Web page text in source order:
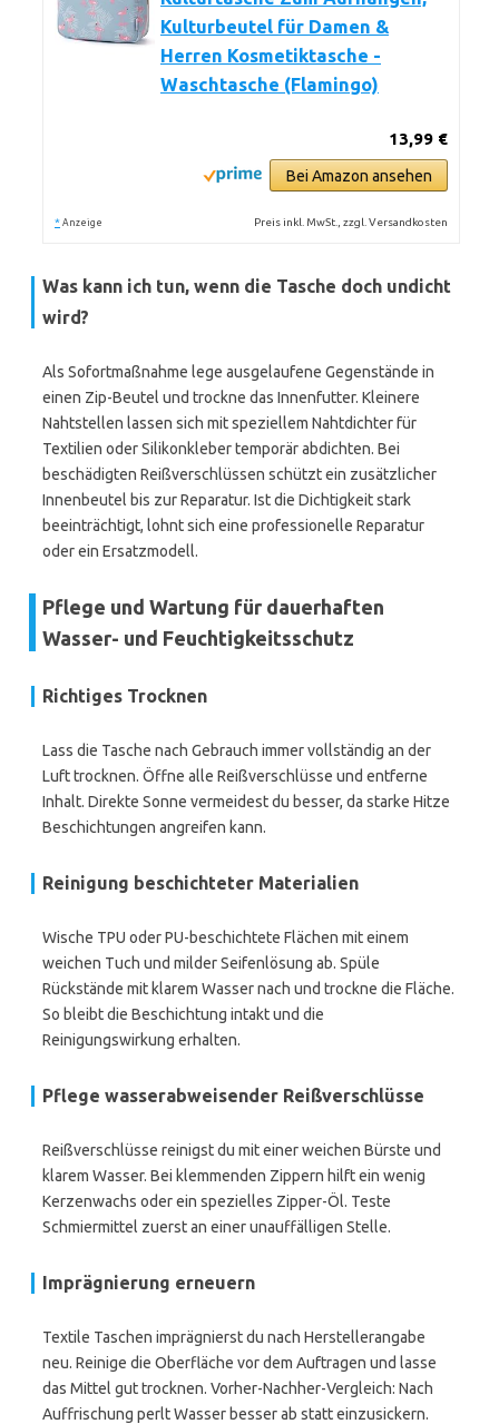
Kulturbeutel für Damen &
Herren Kosmetiktasche -
Waschtasche (Flamingo)
13,99 €
Bei Amazon ansehen
* Anzeige Preis inkl. MwSt., zzgl. Versandkosten
Was kann ich tun, wenn die Tasche doch undicht
wird?
Als Sofortmaßnahme lege ausgelaufene Gegenstände in
einen Zip-Beutel und trockne das Innenfutter. Kleinere
Nahtstellen lassen sich mit speziellem Nahtdichter für
Textilien oder Silikonkleber temporär abdichten. Bei
beschädigten Reißverschlüssen schützt ein zusätzlicher
Innenbeutel bis zur Reparatur. Ist die Dichtigkeit stark
beeinträchtigt, lohnt sich eine professionelle Reparatur
oder ein Ersatzmodell.
Pflege und Wartung für dauerhaften
Wasser- und Feuchtigkeitsschutz
Richtiges Trocknen
Lass die Tasche nach Gebrauch immer vollständig an der
Luft trocknen. Öffne alle Reißverschlüsse und entferne
Inhalt. Direkte Sonne vermeidest du besser, da starke Hitze
Beschichtungen angreifen kann.
Reinigung beschichteter Materialien
Wische TPU oder PU-beschichtete Flächen mit einem
weichen Tuch und milder Seifenlösung ab. Spüle
Rückstände mit klarem Wasser nach und trockne die Fläche.
So bleibt die Beschichtung intakt und die
Reinigungswirkung erhalten.
Pflege wasserabweisender Reißverschlüsse
Reißverschlüsse reinigst du mit einer weichen Bürste und
klarem Wasser. Bei klemmenden Zippern hilft ein wenig
Kerzenwachs oder ein spezielles Zipper-Öl. Teste
Schmiermittel zuerst an einer unauffälligen Stelle.
Imprägnierung erneuern
Textile Taschen imprägnierst du nach Herstellerangabe
neu. Reinige die Oberfläche vor dem Auftragen und lasse
das Mittel gut trocknen. Vorher-Nachher-Vergleich: Nach
Auffrischung perlt Wasser besser ab statt einzusickern.